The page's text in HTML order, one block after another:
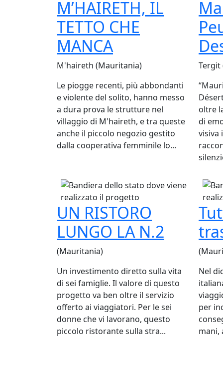
M’HAIRETH, IL
TETTO CHE
MANCA
M'haireth (Mauritania)
Le piogge recenti, più abbondanti
e violente del solito, hanno messo
a dura prova le strutture nel
villaggio di M'haireth, e tra queste
anche il piccolo negozio gestito
dalla cooperativa femminile lo...
Tergit
oltre
di
visiva
UN RISTORO
LUNGO LA N.2
(Mauritania)
Un investimento diretto sulla vita
di sei famiglie. Il valore di questo
progetto va ben oltre il servizio
offerto ai viaggiatori. Per le sei
donne che vi lavorano, questo
piccolo ristorante sulla stra...
Nel
per
mani,